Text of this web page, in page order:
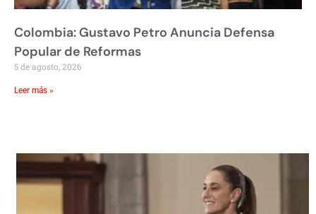
Colombia: Gustavo Petro Anuncia Defensa
Popular de Reformas
5 de agosto, 2026
Leer más »